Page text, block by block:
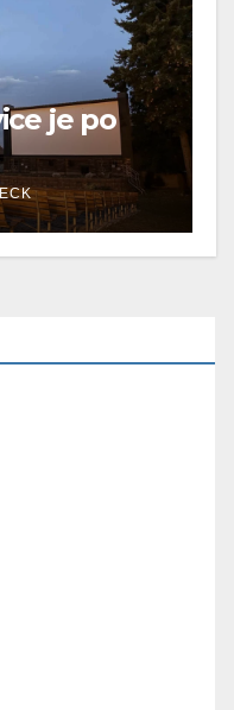
je po